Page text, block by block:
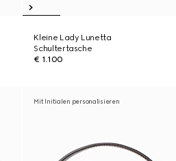
Kleine Lady Lunetta
Schultertasche
€ 1.100
Mit Initialen personalisieren